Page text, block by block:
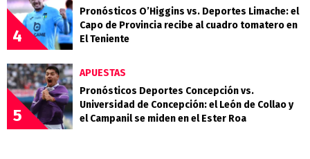
4
Pronósticos O’Higgins vs. Deportes Limache: el
Capo de Provincia recibe al cuadro tomatero en
El Teniente
5
APUESTAS
Pronósticos Deportes Concepción vs.
Universidad de Concepción: el León de Collao y
el Campanil se miden en el Ester Roa